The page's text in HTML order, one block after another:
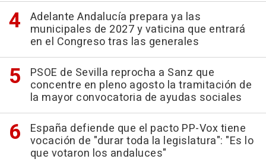
Adelante Andalucía prepara ya las
municipales de 2027 y vaticina que entrará
en el Congreso tras las generales
PSOE de Sevilla reprocha a Sanz que
concentre en pleno agosto la tramitación de
la mayor convocatoria de ayudas sociales
España defiende que el pacto PP-Vox tiene
vocación de "durar toda la legislatura": "Es lo
que votaron los andaluces"